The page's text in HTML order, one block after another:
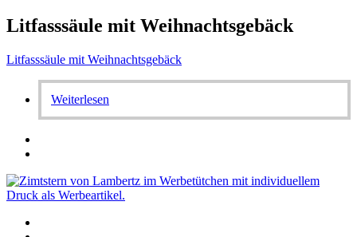
Litfasssäule mit Weihnachtsgebäck
Litfasssäule mit Weihnachtsgebäck
Weiterlesen